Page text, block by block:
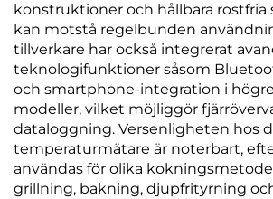
konstruktioner och hållbara rostfria
kan motstå regelbunden
tillverkare har också integrerat
teknologifunktioner såsom
och smartphone-integration i
modeller, vilket möjliggör
dataloggning. Versenligheten hos
temperaturmätare är noterbart,
användas för olika
grillning, bakning, djupfrityrning